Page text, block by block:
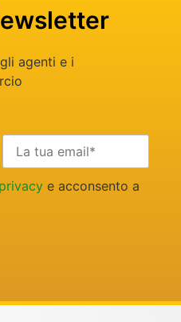
agenti e i
e acconsento a